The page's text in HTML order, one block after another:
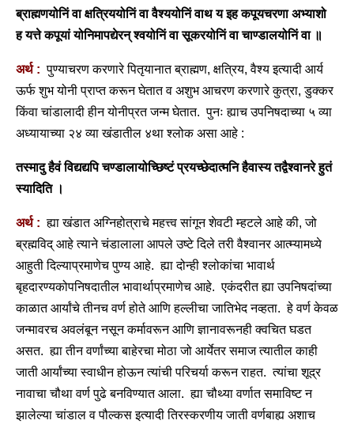
ब्राह्मणयोनिं वा क्षत्रिययोनिं वा वैश्ययोनिं वाथ य इह कपूयचरणा अभ्याशो
ह यत्ते कपूयां योनिमापद्येरन् श्वयोनिं वा सूकरयोनिं वा चाण्डालयोनिं वा ॥
अर्थ : पुण्याचरण करणारे पितृयानात ब्राह्मण, क्षत्रिय, वैश्य इत्यादी आर्य
ऊर्फ शुभ योनी प्राप्‍त करून घेतात व अशुभ आचरण करणारे कुत्रा, डुक्कर
किंवा चांडालादी हीन योनीप्रत जन्म घेतात. पुनः ह्याच उपनिषदाच्या ५ व्या
अध्यायाच्या २४ व्या खंडातील ४था श्लोक असा आहे :
तस्मादु हैवं विद्यद्यपि चण्डालायोच्छिष्टं प्रयच्छेदात्मनि हैवास्य तद्वैश्वानरे हुतं
स्यादिति ।
अर्थ : ह्या खंडात अग्निहोत्राचे महत्त्व सांगून शेवटी म्हटले आहे की, जो
ब्रह्मविद् आहे त्याने चंडालाला आपले उष्टे दिले तरी वैश्वानर आत्म्यामध्ये
आहुती दिल्याप्रमाणेच पुण्य आहे. ह्या दोन्ही श्लोकांचा भावार्थ
बृहदारण्यकोपनिषदातील भावार्थाप्रमाणेच आहे. एकंदरीत ह्या उपनिषदांच्या
काळात आर्यांचे तीनच वर्ण होते आणि हल्लीचा जातिभेद नव्हता. हे वर्ण केवळ
जन्मावरच अवलंबून नसून कर्मावरून आणि ज्ञानावरूनही क्वचित घडत
असत. ह्या तीन वर्णांच्या बाहेरचा मोठा जो आर्येतर समाज त्यातील काही
जाती आर्यांच्या स्वाधीन होऊन त्यांची परिचर्या करून राहत. त्यांचा शूद्र
नावाचा चौथा वर्ण पुढे बनविण्यात आला. ह्या चौथ्या वर्णात समाविष्ट न
झालेल्या चांडाल व पौल्कस इत्यादी तिरस्करणीय जाती वर्णबाह्य अशाच